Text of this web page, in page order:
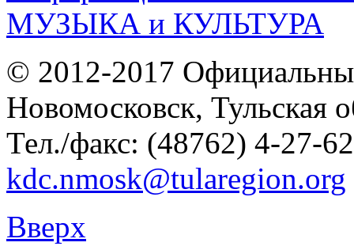
© 2012-2017
Новомосковск, Тульская
Тел./факс: (48762) 4-27-
kdc.nmosk@tularegion.org
Вверх